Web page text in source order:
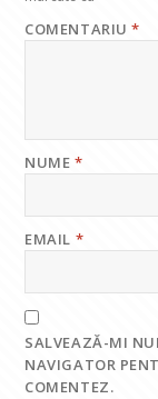
COMENTARIU*
NUME*
EMAIL *
SALVEAZĂ-MI
NAVIGATOR
COMENTEZ.